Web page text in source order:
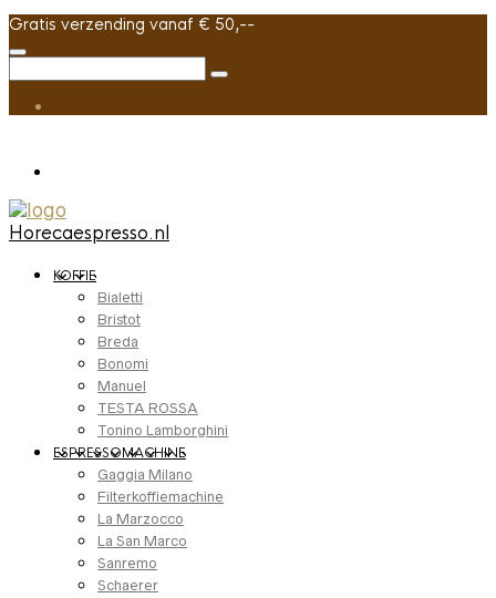
Gratis verzending vanaf € 50,--
Horecaespresso.nl
KOFFIE
Bialetti
Bristot
Breda
Bonomi
Manuel
TESTA ROSSA
Tonino Lamborghini
ESPRESSOMACHINE
Gaggia Milano
Filterkoffiemachine
La Marzocco
La San Marco
Sanremo
Schaerer